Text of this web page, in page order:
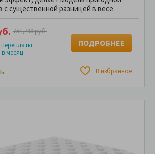
с существенной разницей в весе.
В избранное
251,798 руб.
переплаты
в месяц
ПОДРОБНЕЕ